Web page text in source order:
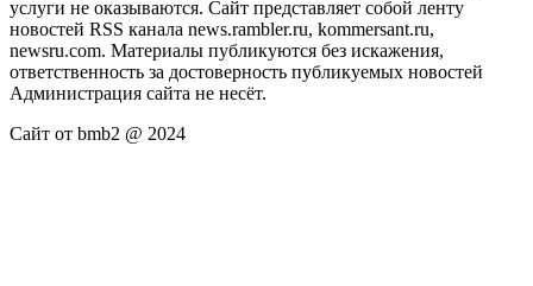
услуги не оказываются. Сайт представляет собой ленту
новостей RSS канала news.rambler.ru, kommersant.ru,
newsru.com. Материалы публикуются без искажения,
ответственность за достоверность публикуемых новостей
Администрация сайта не несёт.
Сайт от bmb2 @ 2024